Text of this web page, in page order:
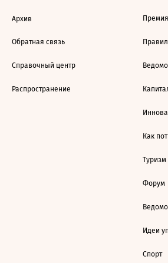
Архив
Обратная связь
Справочный центр
Распространение
Как
Туризм
Форум
Идеи
Спорт